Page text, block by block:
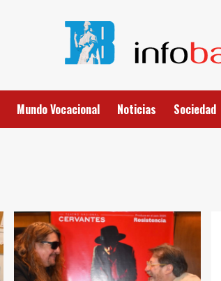
Mundo Vocacional Noticias Sociedad